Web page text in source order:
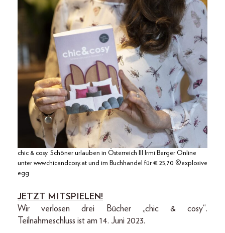
chic & cosy. Schöner urlauben in Österreich III Irmi Berger Online
unter www.chicandcosy.at und im Buchhandel für € 25,70 ©explosive
egg
JETZT MITSPIELEN!
Wir verlosen drei Bücher „chic & cosy“.
Teilnahmeschluss ist am 14. Juni 2023.